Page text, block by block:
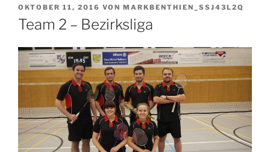
VERÖFFENTLICHT
AM
OKTOBER 11, 2016 VON MARKBENTHIEN_SSJ43L2Q
Team 2 – Bezirksliga